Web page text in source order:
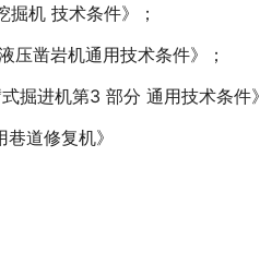
技术条件》；
岩机通用技术条件》；
机第3 部分 通用技术条件
修复机》